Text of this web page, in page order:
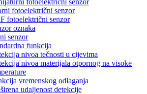
fotoelektrični senzor
fotoelektrični senzor
fotoelektrični senzor
oznaka
senzor
funkcija
nivoa tečnosti u cijevima
nivoa materijala otpornog na visoke
vremenskog odlaganja
udaljenost detekcije